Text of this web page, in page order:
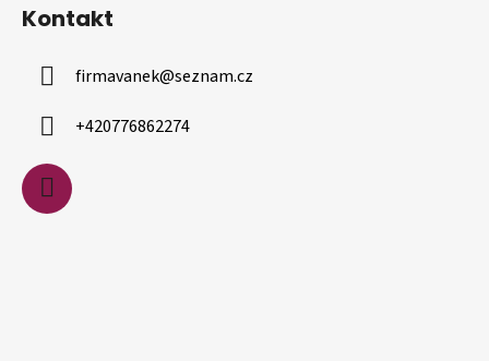
Kontakt
firmavanek@seznam.cz
+420776862274